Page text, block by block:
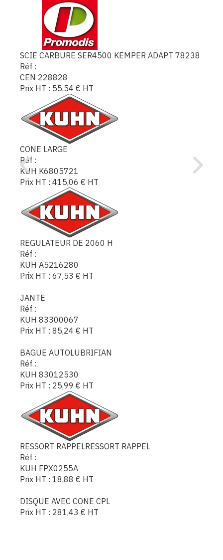
SCIE CARBURE SER4500 KEMPER ADAPT 78238
Réf :
CEN 228828
Prix HT : 55,54 € HT
CONE LARGE
Réf :
KUH K6805721
Prix HT : 415,06 € HT
REGULATEUR DE 2060 H
Réf :
KUH A5216280
Prix HT : 67,53 € HT
JANTE
Réf :
KUH 83300067
Prix HT : 85,24 € HT
BAGUE AUTOLUBRIFIAN
Réf :
KUH 83012530
Prix HT : 25,99 € HT
RESSORT RAPPELRESSORT RAPPEL
Réf :
KUH FPX0255A
Prix HT : 18,88 € HT
DISQUE AVEC CONE CPL
Prix HT : 281,43 € HT